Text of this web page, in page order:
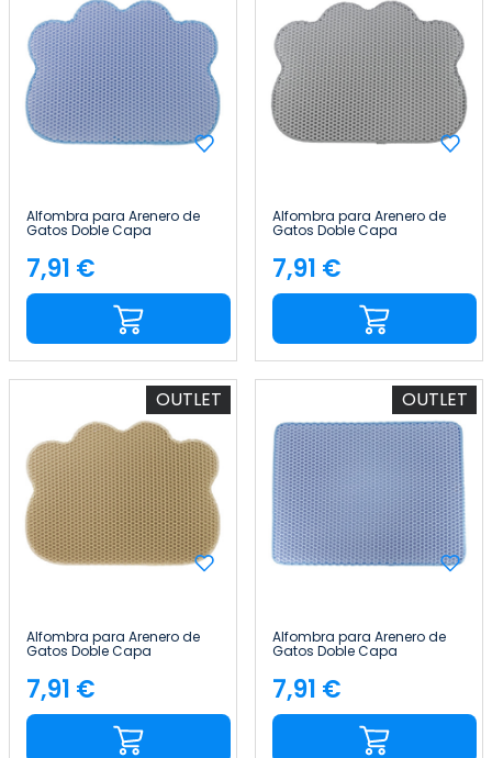
Alfombra para Arenero de
Gatos Doble Capa
Antideslizante Impermeable
Forma de Nube 65x40cm
Glückpet
Precio
7,91 €
Alfombra para Arenero de
Gatos Doble Capa
Antideslizante Impermeable
Forma de Nube 65x40cm
Glückpet
Precio
7,91 €
OUTLET
Alfombra para Arenero de
Gatos Doble Capa
Antideslizante Impermeable
Forma de Nube 65x40cm
Glückpet
Precio
7,91 €
OUTLET
Alfombra para Arenero de
Gatos Doble Capa
Antideslizante Impermeable
Forma Rectangular
65x40cm Glückpet
Precio
7,91 €